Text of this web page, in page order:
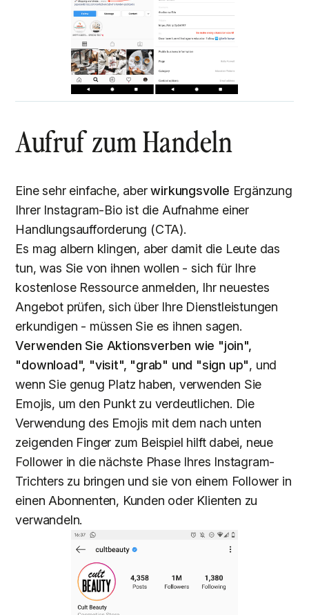
Aufruf zum Handeln
Eine sehr einfache, aberwirkungsvolle Ergänzung
Ihrer Instagram-Bio ist die Aufnahme einer
Handlungsaufforderung (CTA).
Es mag albern klingen, aber damit die Leute das
tun, was Sie von ihnen wollen - sich für Ihre
kostenlose Ressource anmelden, Ihr neuestes
Angebot prüfen, sich über Ihre Dienstleistungen
erkundigen - müssen Sie es ihnen sagen.
Verwenden Sie Aktionsverben wie "join",
"download", "visit", "grab" und "sign up", und
wenn Sie genug Platz haben, verwenden Sie
Emojis, um den Punkt zu verdeutlichen. Die
Verwendung des Emojis mit dem nach unten
zeigenden Finger zum Beispiel hilft dabei, neue
Follower in die nächste Phase Ihres Instagram-
Trichters zu bringen und sie von einem Follower in
einen Abonnenten, Kunden oder Klienten zu
verwandeln.